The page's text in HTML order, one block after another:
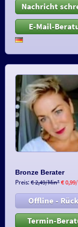
Nachricht
E-Mail-
Bronze Berater
Preis:€ 2,49/Min*€
Offline -
Termin-